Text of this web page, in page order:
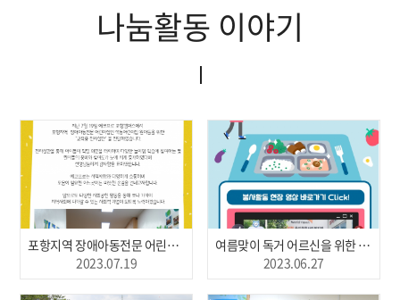
나눔활동 이야기
포항지역 장애아동전문 어린이집 교육용 전자칠판 지원
2023.07.19
여름맞이 독거 어르신을 위한 배식 봉사활동(2023.06.27)
2023.06.27